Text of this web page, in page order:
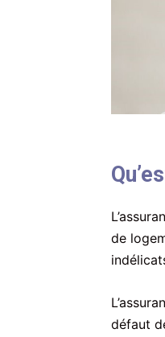
de
défaut